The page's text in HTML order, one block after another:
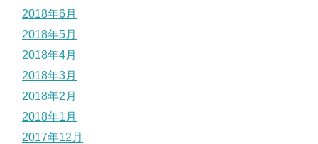
2018年6月
2018年5月
2018年4月
2018年3月
2018年2月
2018年1月
2017年12月